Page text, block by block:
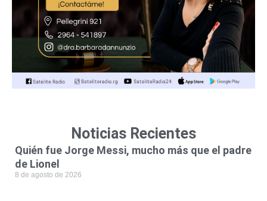
Noticias Recientes
Quién fue Jorge Messi, mucho más que el padre
de Lionel
8 de agosto de 2026